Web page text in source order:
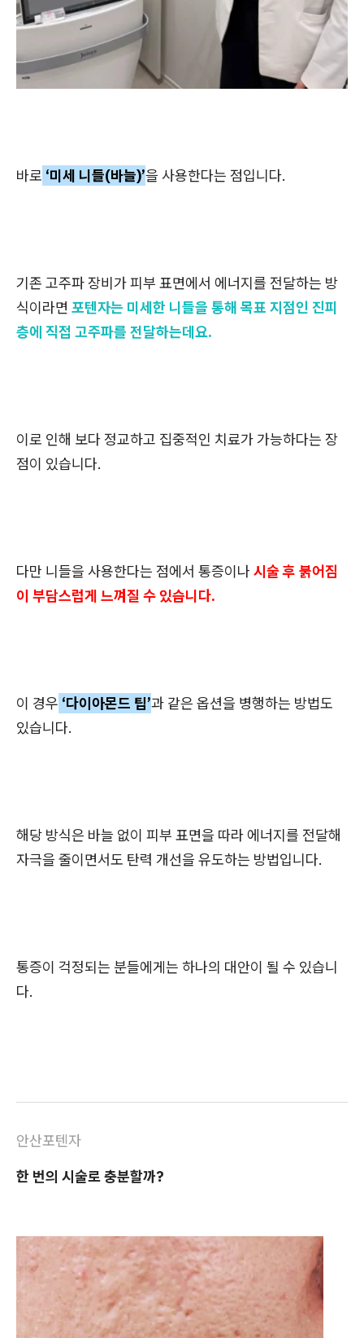
바로 ‘미세 니들(바늘)’을 사용한다는 점입니다.
기존 고주파 장비가 피부 표면에서 에너지를 전달하는 방
식이라면 포텐자는 미세한 니들을 통해 목표 지점인 진피
층에 직접 고주파를 전달하는데요.
이로 인해 보다 정교하고 집중적인 치료가 가능하다는 장
점이 있습니다.
다만 니들을 사용한다는 점에서 통증이나시술 후 붉어짐
이 부담스럽게 느껴질 수 있습니다.
이 경우 ‘다이아몬드 팁’과 같은 옵션을 병행하는 방법도
있습니다.
해당 방식은 바늘 없이 피부 표면을 따라 에너지를 전달해
자극을 줄이면서도 탄력 개선을 유도하는 방법입니다.
통증이 걱정되는 분들에게는 하나의 대안이 될 수 있습니
다.
안산포텐자
한 번의 시술로 충분할까?